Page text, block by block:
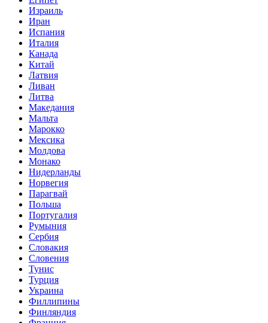
Израиль
Иран
Испания
Италия
Канада
Китай
Латвия
Ливан
Литва
Македания
Мальта
Марокко
Мексика
Молдова
Монако
Нидерланды
Норвегия
Парагвай
Польша
Португалия
Румыния
Сербия
Словакия
Словения
Тунис
Турция
Украина
Филлипины
Финляндия